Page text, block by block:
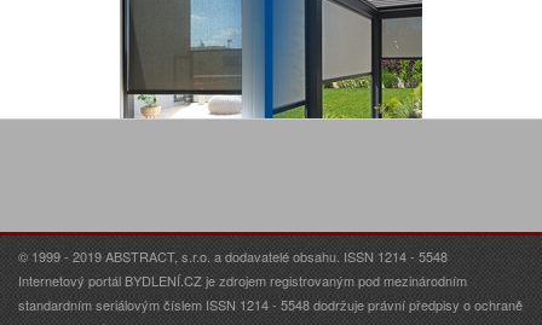
© 1999 - 2019 ABSTRACT, s.r.o. a dodavatelé obsahu. ISSN 1214 - 5548
Internetový portál BYDLENÍ.CZ je zdrojem registrovaným pod mezinárodním
standardním seriálovým číslem ISSN 1214 - 5548 dodržuje právní předpisy o ochraně